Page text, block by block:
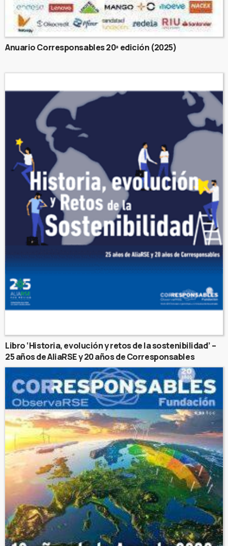
Anuario Corresponsables 20ª edición (2025)
Libro ‘Historia, evolución y retos de la sostenibilidad’ –
25 años de AliaRSE y 20 años de Corresponsables